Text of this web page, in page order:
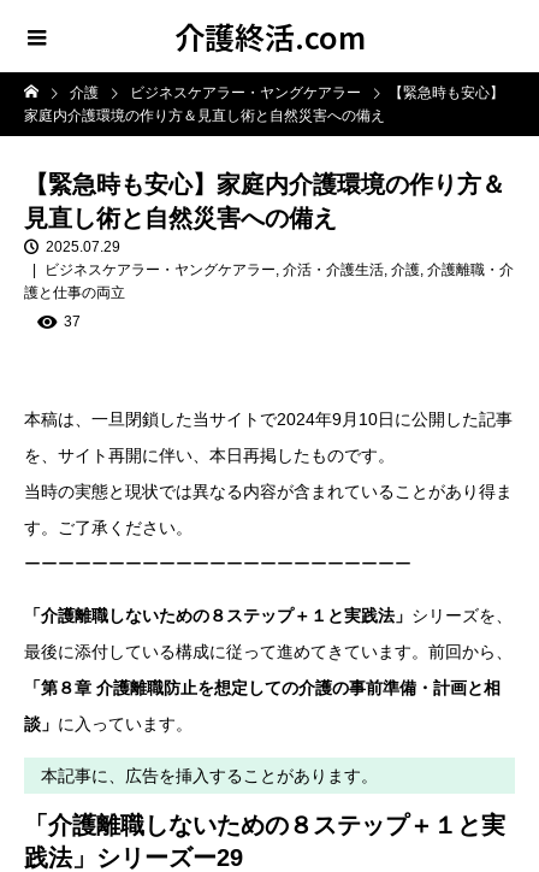
介護終活.com
介護 ビジネスケアラー・ヤングケアラー
【緊急時も安心】
家庭内介護環境の作り方＆見直し術と自然災害への備え
【緊急時も安心】家庭内介護環境の作り方＆
見直し術と自然災害への備え
2025.07.29
ビジネスケアラー・ヤングケアラー, 介活・介護生活, 介護, 介護離職・介
護と仕事の両立
37
本稿は、一旦閉鎖した当サイトで2024年9月10日に公開した記事
を、サイト再開に伴い、本日再掲したものです。
当時の実態と現状では異なる内容が含まれていることがあり得ま
す。ご了承ください。
ーーーーーーーーーーーーーーーーーーーーーーー
「介護離職しないための８ステップ＋１と実践法」 シリーズを、
最後に添付している構成に従って進めてきています。前回から、
「第８章 介護離職防止を想定しての介護の事前準備・計画と相
談」 に入っています。
本記事に、広告を挿入することがあります。
「介護離職しないための８ステップ＋１と実
践法」シリーズー29